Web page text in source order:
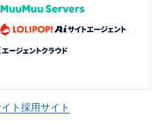
ト採用サイト